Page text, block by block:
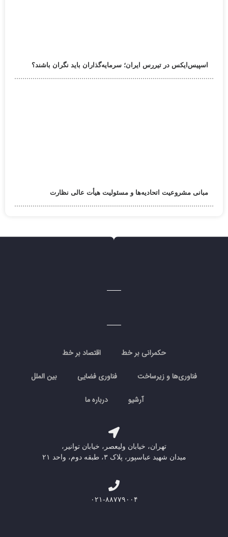
اسپیس‌ایکس در تیررس ایران؛ سرمایه‌گذاران باید نگران باشند؟
مبانی مشروعیت اتحادیه‌ها و مسئولیت هیأت عالی نظارت
حکمرانی بر خط اقتصاد بر خط
فناوری‌ها و زیرساخت فناوری فضایی بین الملل
آرشیو درباره ما
تهران، خیابان ولیعصر، خیابان توانیر،
میدان شهید عباسپور، پلاک ۳، طبقه دوم، واحد ۲۱
۰۲۱-۸۸۷۷۹۰۰۴